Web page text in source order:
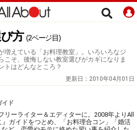
方 (2ページ目)
増えている「お料理教室」。いろいろなジ
こそ、後悔しない教室選びがカギになりま
トはどんなところ？
更新日： 2010年04月01日
イド
リーライター＆エディターに。2008年よりAll
ガイドをつとめ、「お料理合コン」「婚活